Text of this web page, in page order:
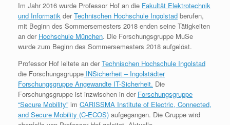
Im Jahr 2016 wurde Professor Hof an die Fakultät Elektrotechnik
und Informatik derTechnischen Hochschule Ingolstad berufen,
mit Beginn des Sommersemesters 2018 enden seine Tätigkeiten
an der Hochschule München. Die Forschungsgruppe MuSe
wurde zum Beginn des Sommersemesters 2018 aufgelöst.
Professor Hof leitete an derTechnischen Hochschule Ingolstad
die Forschungsgruppe INSicherheit – Ingolstädter
Forschungsgruppe Angewandte IT-Sicherheit. Die
Forschungsgruppe ist inzwischen in der Forschungsgruppe
“Secure Mobility” im CARISSMA Institute of Electric, Connected,
and Secure Mobility (C-ECOS) aufgegangen. Die Gruppe wird